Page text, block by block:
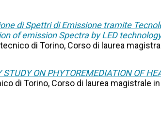
di Spettri di Emissione tramite
of emission Spectra by LED
di Torino, Corso di laurea
STUDY ON PHYTOREMEDIATION OF
di Torino, Corso di laurea magistrale